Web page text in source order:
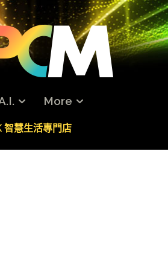
More
智慧生活專門店